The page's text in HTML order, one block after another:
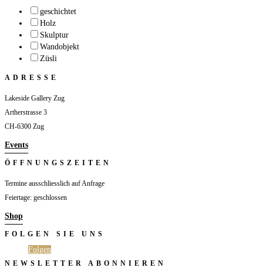
geschichtet
Holz
Skulptur
Wandobjekt
Züsli
ADRESSE
Lakeside Gallery Zug
Artherstrasse 3
CH-6300 Zug
Events
ÖFFNUNGSZEITEN
Termine ausschliesslich auf Anfrage
Feiertage: geschlossen
Shop
FOLGEN SIE UNS
Folgen
NEWSLETTER ABONNIEREN